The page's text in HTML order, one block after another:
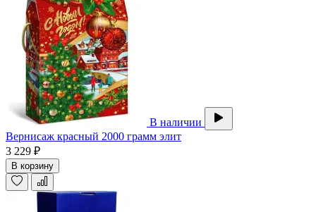
В наличии
Вернисаж красный 2000 грамм элит
3 229 ₽
В корзину